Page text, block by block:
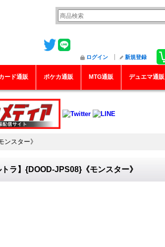
ログイン 新規登録
ード通販 ポケカ通販 MTG通販 デュエマ通販
ンスター》
ラ】{DOOD-JPS08}《モンスター》